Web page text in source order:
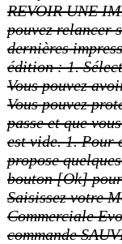
REVOIR UNE
pouvez relancer
dernières
édition : 1.
Vous pouvez
Vous pouvez
passe et que
est vide. 1. Pour
propose
bouton [Ok]
Saisissez votre
Commerciale
commande